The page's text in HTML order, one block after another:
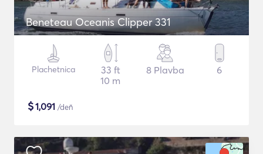
Beneteau Oceanis Clipper 331
Plachetnica
33 ft
10 m
8 Plavba 6
$1,091 /deň